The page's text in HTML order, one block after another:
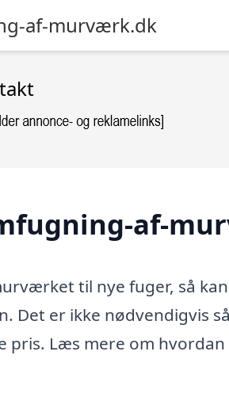
af-murværk.dk
af-
til nye fuger, så
Det er ikke nødvendigvis
pris. Læs mere om hvordan